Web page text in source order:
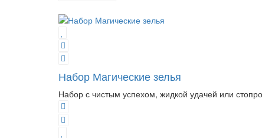
Набор Магические зелья
Набор с чистым успехом, жидкой удачей или